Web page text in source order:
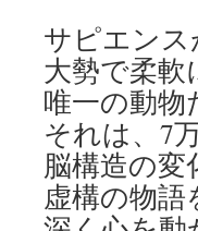
サピエン
大勢で柔軟
唯一の動物
それは、7
脳構造の変
虚構の物